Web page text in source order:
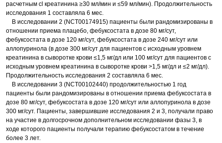
расчетным сl креатинина ≥30 мл/мин и ≤59 мл/мин). Продолжительность
исследования 1 составляла 6 мес.
В исследовании 2 (NCT00174915) пациенты были рандомизированы в
отношении приема плацебо, фебуксостата в дозе 80 мг/сут,
фебуксостата в дозе 120 мг/сут, фебуксостата в дозе 240 мг/сут или
аллопуринола (в дозе 300 мг/сут для пациентов с исходным уровнем
креатинина в сыворотке крови ≤1,5 мг/дл или 100 мг/сут для пациентов с
исходным уровнем креатинина в сыворотке крови >1,5 мг/дл и ≤2 мг/дл).
Продолжительность исследования 2 составляла 6 мес.
В исследовании 3 (NCT00102440) продолжительностью 1 год
пациенты были рандомизированы в отношении приема фебуксостата в
дозе 80 мг/сут, фебуксостата в дозе 120 мг/сут или аллопуринола в дозе
300 мг/сут. Пациенты, завершившие исследования 2 и 3, получали право
на участие в долгосрочном дополнительном исследовании фазы 3, в
ходе которого пациенты получали терапию фебуксостатом в течение
более 3 лет.